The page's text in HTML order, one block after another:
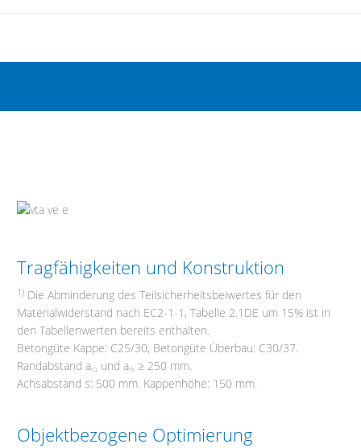
Tragfähigkeiten und Konstruktion
1) Die Abminderung des Teilsicherheitsbeiwertes für den
Materialwiderstand nach EC2-1-1, Tabelle 2.1DE um 15% ist in
den Tabellenwerten bereits enthalten.
Betongüte Kappe: C25/30, Betongüte Überbau: C30/37.
Randabstand arü und ark ≥ 250 mm.
Achsabstand s: 500 mm. Kappenhöhe: 150 mm.
Objektbezogene Optimierung